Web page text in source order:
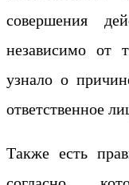
совершения
независимо от
узнало о
ответственное
Также есть